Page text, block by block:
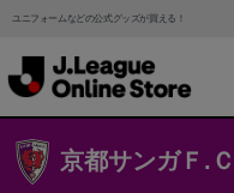
ユニフォームなどの公式グッズが買える！
京都サンガＦ.